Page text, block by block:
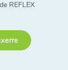
REFLEX